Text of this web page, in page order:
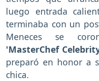
luego entrada
terminaba con un
Meneces se
'MasterChef
preparó en honor a
chica.